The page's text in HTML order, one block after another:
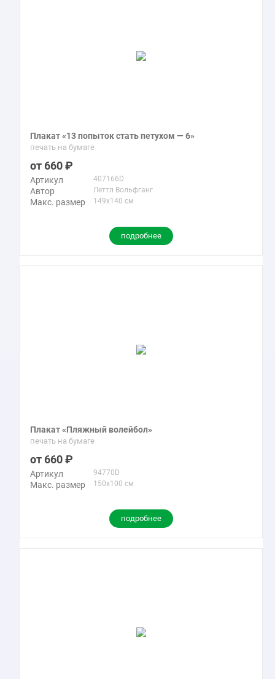
Плакат «13 попыток стать петухом — 6»
печать на бумаге
660
Артикул 407166D
Автор Леттл Вольфганг
Макс. размер 149x140 см
подробнее
Плакат «Пляжный волейбол»
печать на бумаге
660
Артикул 94770D
Макс. размер 150x100 см
подробнее